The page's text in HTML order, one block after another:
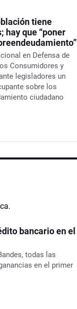
tiene
hay que “poner
en Defensa de
Consumidores y
legisladores un
sobre los
ciudadano
bancario en el
todas las
en el primer